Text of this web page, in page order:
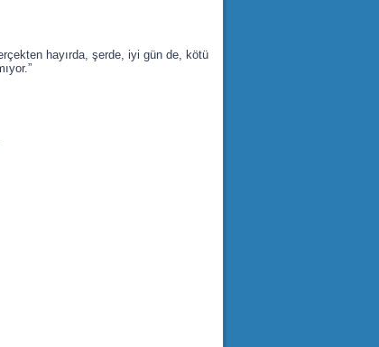
hayırda, şerde, iyi gün de, kötü